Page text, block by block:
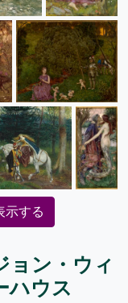
示する
ョン・ウィ
ハウス